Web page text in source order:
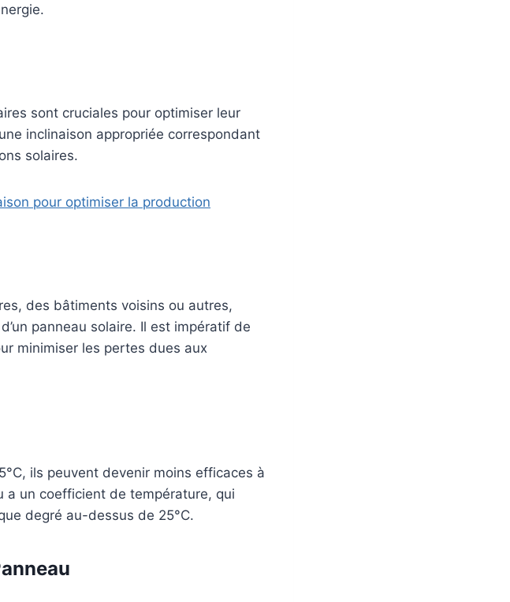
sont cruciales pour optimiser leur
inclinaison appropriée correspondant
solaires.
pour optimiser la production
des bâtiments voisins ou autres,
panneau solaire. Il est impératif de
minimiser les pertes dues aux
ils peuvent devenir moins efficaces à
a un coefficient de température, qui
degré au-dessus de 25°C.